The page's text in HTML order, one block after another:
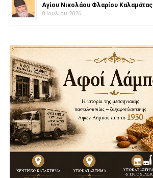
Αγίου Νικολάου Φλαρίου Καλαμάτας
8 Ιουλίου 2026